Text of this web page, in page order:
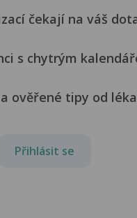
čekají na váš
s chytrým
ověřené tipy od
Přihlásit se